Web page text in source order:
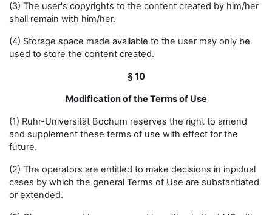
(3) The user's copyrights to the content created by him/her
shall remain with him/her.
(4) Storage space made available to the user may only be
used to store the content created.
§ 10
Modification of the Terms of Use
(1) Ruhr-Universität Bochum reserves the right to amend
and supplement these terms of use with effect for the
future.
(2) The operators are entitled to make decisions in inpidual
cases by which the general Terms of Use are substantiated
or extended.